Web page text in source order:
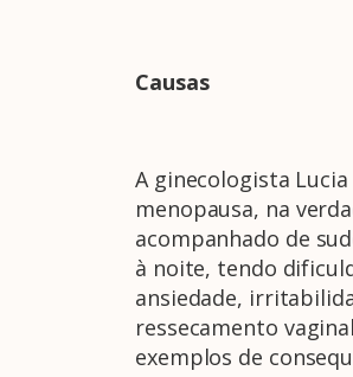
Causas
A ginecologista
menopausa, na
acompanhado de
à noite, tendo
ansiedade,
ressecamento
exemplos de